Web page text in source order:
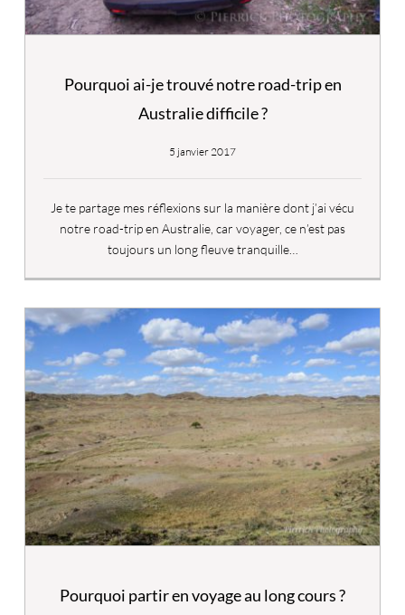
Pourquoi ai-je trouvé notre road-trip en
Australie difficile ?
5 janvier 2017
Je te partage mes réflexions sur la manière dont j’ai vécu
notre road-trip en Australie, car voyager, ce n’est pas
toujours un long fleuve tranquille…
Pourquoi partir en voyage au long cours ?